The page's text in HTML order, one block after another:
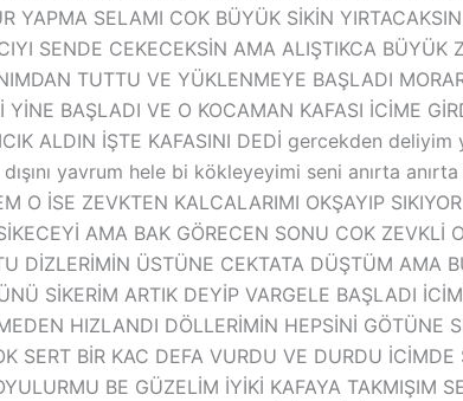
YAPMA SELAMI COK BÜYÜK SİKİN
SENDE CEKECEKSİN AMA ALIŞTIKCA
TUTTU VE YÜKLENMEYE BAŞLADI
YİNE BAŞLADI VE O KOCAMAN KAFASI İCİME
ALDIN İŞTE KAFASINI DEDİ gercekden
yavrum hele bi kökleyeyimi seni anırta
O İSE ZEVKTEN KALCALARIMI OKŞAYIP
AMA BAK GÖRECEN SONU COK
DİZLERİMİN ÜSTÜNE CEKTATA DÜŞTÜM AMA
SİKERİM ARTIK DEYİP VARGELE BAŞLADI
HIZLANDI DÖLLERİMİN HEPSİNİ
SERT BİR KAC DEFA VURDU VE DURDU
BE GÜZELİM İYİKİ KAFAYA TAKMIŞIM